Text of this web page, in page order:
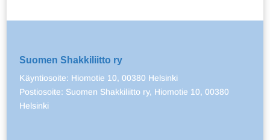
Suomen Shakkiliitto ry
Käyntiosoite: Hiomotie 10, 00380 Helsinki
Postiosoite: Suomen Shakkiliitto ry, Hiomotie 10, 00380
Helsinki